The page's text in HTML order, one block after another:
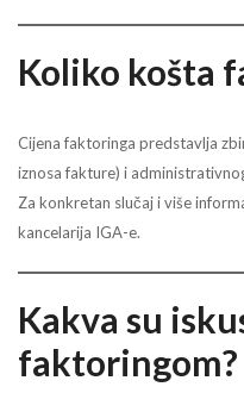
Koliko košta
Cijena faktoringa predstavlja
iznosa fakture) i
Za konkretan slučaj i više
kancelarija IGA-e.
Kakva su
faktoringom?